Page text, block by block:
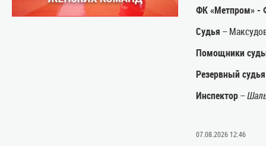
ФК «Метпром» -
Судья –
Помощники
Резервный судья
Инспектор–
07.08.2026 12:46